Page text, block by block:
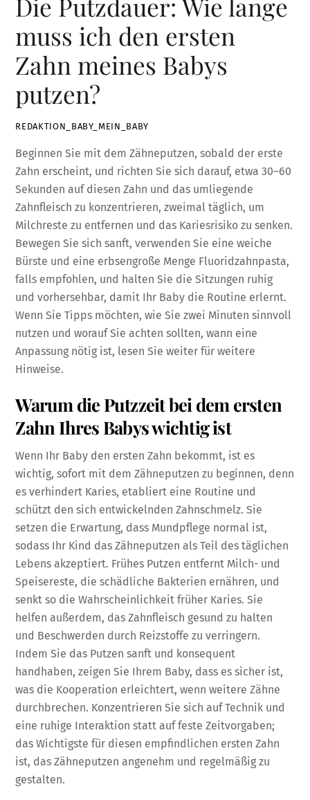
Die Putzdauer: Wie lange
muss ich den ersten
Zahn meines Babys
putzen?
REDAKTION_BABY_MEIN_BABY
Beginnen Sie mit dem Zähneputzen, sobald der erste
Zahn erscheint, und richten Sie sich darauf, etwa 30–60
Sekunden auf diesen Zahn und das umliegende
Zahnfleisch zu konzentrieren, zweimal täglich, um
Milchreste zu entfernen und das Kariesrisiko zu senken.
Bewegen Sie sich sanft, verwenden Sie eine weiche
Bürste und eine erbsengroße Menge Fluoridzahnpasta,
falls empfohlen, und halten Sie die Sitzungen ruhig
und vorhersehbar, damit Ihr Baby die Routine erlernt.
Wenn Sie Tipps möchten, wie Sie zwei Minuten sinnvoll
nutzen und worauf Sie achten sollten, wann eine
Anpassung nötig ist, lesen Sie weiter für weitere
Hinweise.
Warum die Putzzeit bei dem ersten
Zahn Ihres Babys wichtig ist
Wenn Ihr Baby den ersten Zahn bekommt, ist es
wichtig, sofort mit dem Zähneputzen zu beginnen, denn
es verhindert Karies, etabliert eine Routine und
schützt den sich entwickelnden Zahnschmelz. Sie
setzen die Erwartung, dass Mundpflege normal ist,
sodass Ihr Kind das Zähneputzen als Teil des täglichen
Lebens akzeptiert. Frühes Putzen entfernt Milch- und
Speisereste, die schädliche Bakterien ernähren, und
senkt so die Wahrscheinlichkeit früher Karies. Sie
helfen außerdem, das Zahnfleisch gesund zu halten
und Beschwerden durch Reizstoffe zu verringern.
Indem Sie das Putzen sanft und konsequent
handhaben, zeigen Sie Ihrem Baby, dass es sicher ist,
was die Kooperation erleichtert, wenn weitere Zähne
durchbrechen. Konzentrieren Sie sich auf Technik und
eine ruhige Interaktion statt auf feste Zeitvorgaben;
das Wichtigste für diesen empfindlichen ersten Zahn
ist, das Zähneputzen angenehm und regelmäßig zu
gestalten.